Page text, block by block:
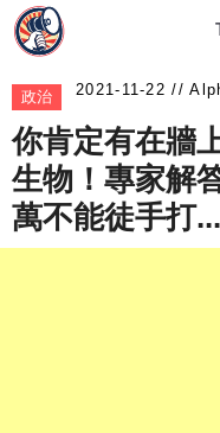
政治
你肯定有在牆
生物！專家解
萬不能徒手打...